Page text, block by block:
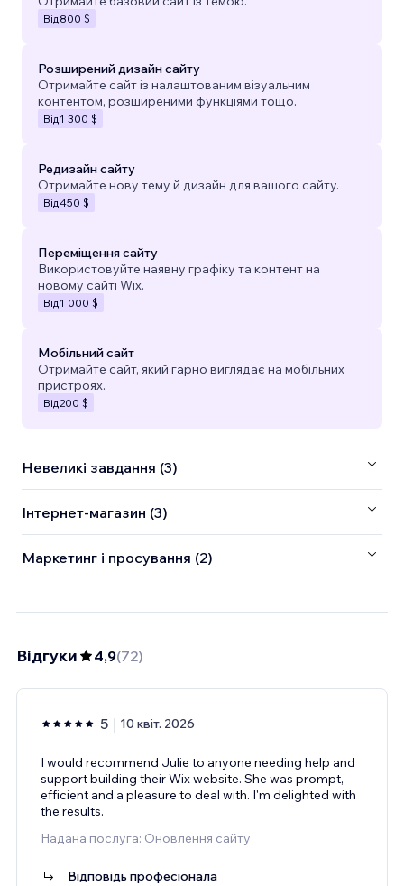
Від800 $
Розширений дизайн сайту
Отримайте сайт із налаштованим візуальним
контентом, розширеними функціями тощо.
Від1 300 $
Редизайн сайту
Отримайте нову тему й дизайн для вашого сайту.
Від450 $
Переміщення сайту
Використовуйте наявну графіку та контент на
новому сайті Wix.
Від1 000 $
Мобільний сайт
Отримайте сайт, який гарно виглядає на мобільних
пристроях.
Від200 $
Невеликі завдання (3)
Інтернет-магазин (3)
Маркетинг і просування (2)
Відгуки 4,9(72)
5 10 квіт. 2026
I would recommend Julie to anyone needing help and
support building their Wix website. She was prompt,
efficient and a pleasure to deal with. I'm delighted with
the results.
Надана послуга: Оновлення сайту
Відповідь професіонала